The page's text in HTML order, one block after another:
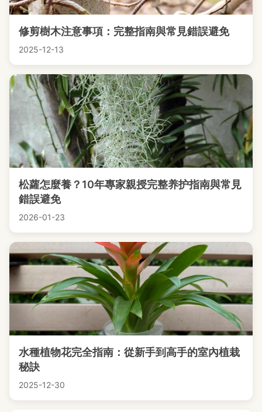
修剪樹木注意事項：完整指南與常見錯誤避免
2025-12-13
松蘿怎麼養？10年專家親授完整养护指南與常見
錯誤避免
2026-01-23
水種植物花完全指南：從新手到高手的室內植栽
秘訣
2025-12-30